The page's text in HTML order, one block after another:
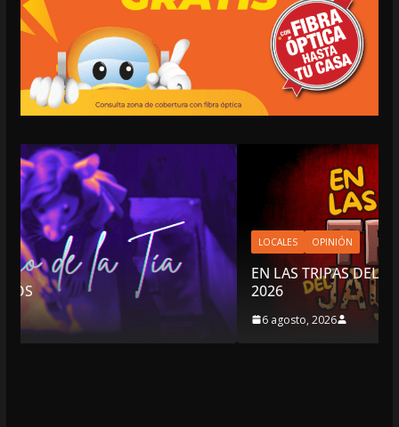
LOCALES OPINIÓN
EN LAS TRIPAS DEL JAGUAR: 06 DE AGOSTO DE
2026
6 agosto, 2026